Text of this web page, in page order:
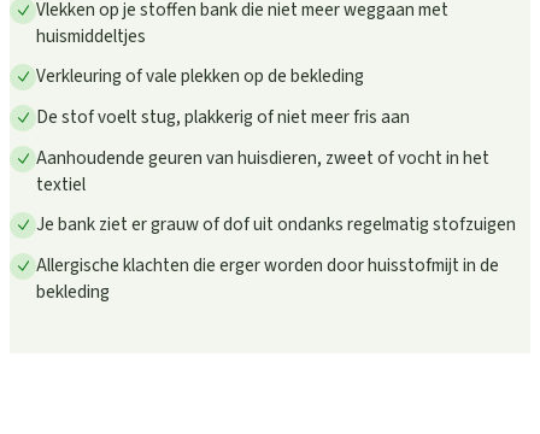
Vlekken op je stoffen bank die niet meer weggaan met
huismiddeltjes
Verkleuring of vale plekken op de bekleding
De stof voelt stug, plakkerig of niet meer fris aan
Aanhoudende geuren van huisdieren, zweet of vocht in het
textiel
Je bank ziet er grauw of dof uit ondanks regelmatig stofzuigen
Allergische klachten die erger worden door huisstofmijt in de
bekleding